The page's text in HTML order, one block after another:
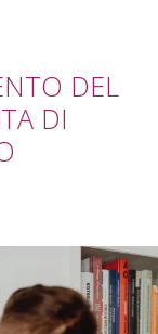
DEL
DI